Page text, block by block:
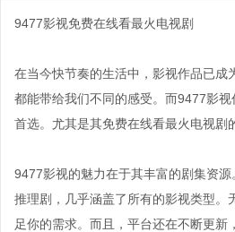
9477影视免费在线看最火电视剧
在当今快节奏的生活中，影视作品已
都能带给我们不同的感受。而9477影
首选。尤其是其免费在线看最火电视剧
9477影视的魅力在于其丰富的剧集资
推理剧，几乎涵盖了所有的影视类型
足你的需求。而且，平台还在不断更